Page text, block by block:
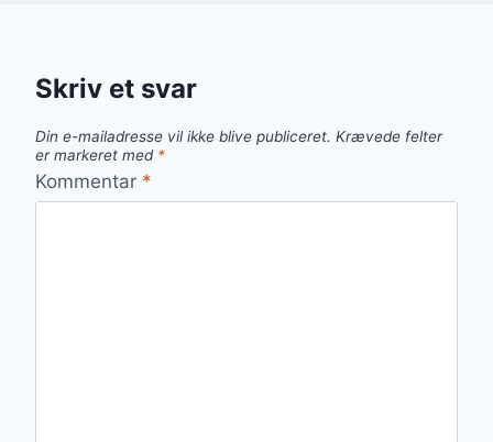
Skriv et svar
Din e-mailadresse vil ikke blive publiceret. Krævede felter
er markeret med *
Kommentar *